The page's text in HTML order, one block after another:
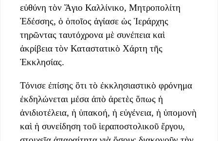
εὐθύνη τὸν Ἅγιο Καλλίνικο, Μητροπολίτη
Ἐδέσσης, ὁ ὁποῖος ἁγίασε ὡς Ἱεράρχης
τηρῶντας ταυτόχρονα μὲ συνέπεια καὶ
ἀκρίβεια τὸν Καταστατικὸ Χάρτη τῆς
Ἐκκλησίας.
Τόνισε ἐπίσης ὅτι τὸ ἐκκλησιαστικὸ φρόνημα
ἐκδηλώνεται μέσα ἀπὸ ἀρετὲς ὅπως ἡ
ἀνιδιοτέλεια, ἡ ὑπακοή, ἡ εὐγένεια, ἡ ὑπομονὴ
καὶ ἡ συνείδηση τοῦ ἱεραποστολικοῦ ἔργου,